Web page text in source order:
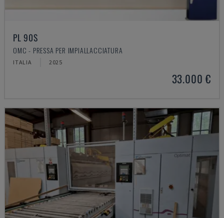
PL 90S
OMC - PRESSA PER IMPIALLACCIATURA
ITALIA 2025
33.000 €